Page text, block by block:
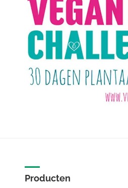
Producten